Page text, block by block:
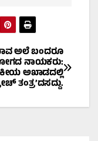
ಅಲೆ ಬಂದರೂ
ನಾಯಕರು:
ಅಖಾಡದಲ್ಲಿ
ತಂತ್ರ’ದಸದ್ದು.